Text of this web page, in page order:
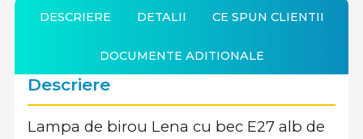
DESCRIERE DETALII CE SPUN CLIENTII
DOCUMENTE ADITIONALE
Descriere
Lampa de birou Lena cu bec E27 alb de